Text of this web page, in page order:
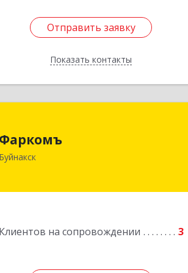
Отправить заявку
Показать контакты
Отправить заявку
Назад
Фаркомъ
Буйнакск
Клиентов на сопровождении 3